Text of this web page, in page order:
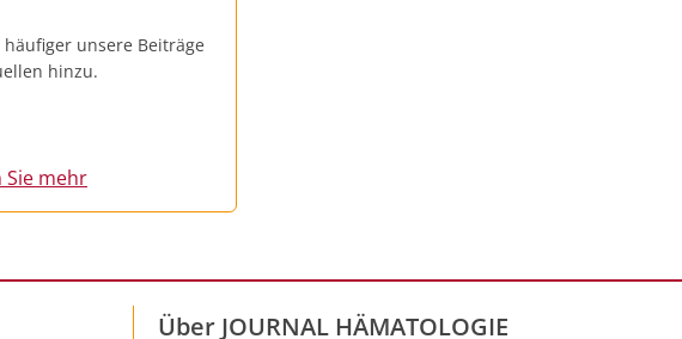
unsere Beiträge
hinzu.
mehr
Über JOURNAL HÄMATOLOGIE